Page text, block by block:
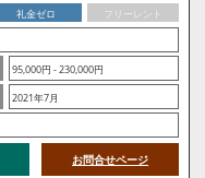
礼金ゼロ
フリーレント
95,000円 - 230,000円
2021年7月
お問合せページ